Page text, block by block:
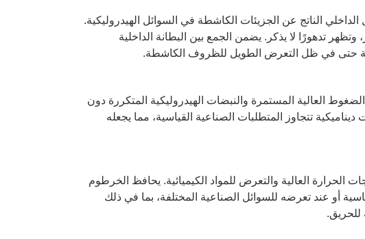
الناتج عن الجزيئات الكاشطة في السوائل الهيدروليكية.
تدهورًا لا يذكر. يضمن الجمع بين البطانة الداخلية
حتى في ظل التعرض الطويل للظروف الكاشطة.
العالية المستمرة والنبضات الهيدروليكية المتكررة دون
تتجاوز المتطلبات الصناعية القياسية، مما يجعله
الحرارة العالية والتعرض للمواد الكيميائية. يحافظ الخرطوم
أو عند تعرضه للسوائل الصناعية المختلفة، بما في ذلك
للحريق.